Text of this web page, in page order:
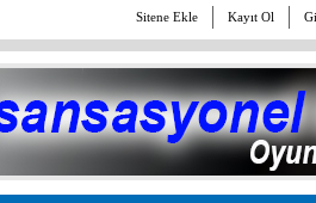
Sitene Ekle Kayıt Ol